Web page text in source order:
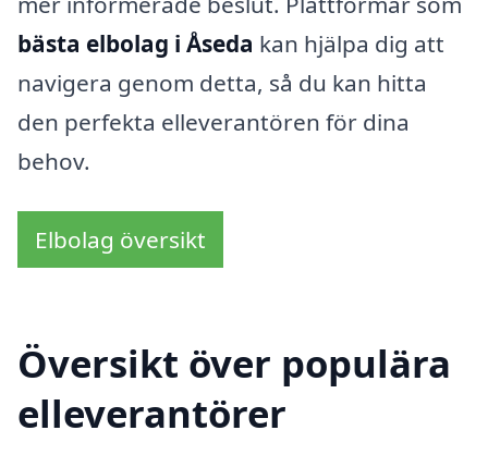
bästa elbolag i Åseda kan hjälpa dig att
navigera genom detta, så du kan hitta
den perfekta elleverantören för dina
behov.
Elbolag översikt
Översikt över populära
elleverantörer